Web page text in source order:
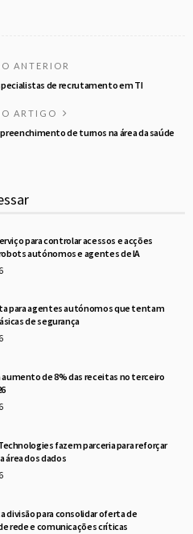
ANTERIOR
de recrutamento em TI
ARTIGO
de turnos na área da saúde
para controlar acessos e acções
autónomos e agentes de IA
para agentes autónomos que tentam
de segurança
de 8% das receitas no terceiro
fazem parceria para reforçar
área dos dados
divisão para consolidar oferta de
rede e comunicações críticas